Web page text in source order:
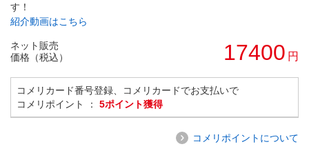
す！
紹介動画はこちら
ネット販売
価格（税込）
17400 円
コメリカード番号登録、コメリカードでお支払いで
コメリポイント ： 5ポイント獲得
コメリポイントについて